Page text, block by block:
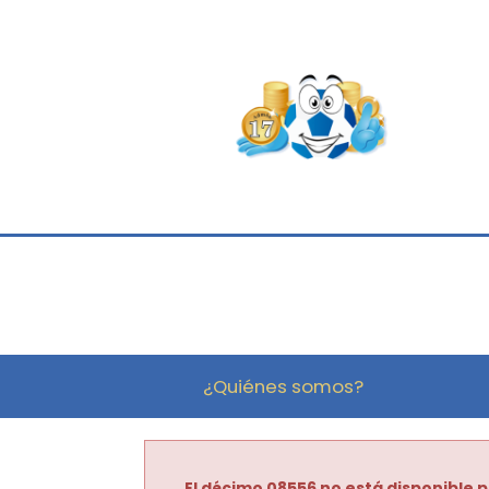
¿Quiénes somos?